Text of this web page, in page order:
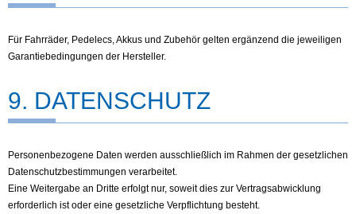
Für Fahrräder, Pedelecs, Akkus und Zubehör gelten ergänzend die jeweiligen
Garantiebedingungen der Hersteller.
9. DATENSCHUTZ
Personenbezogene Daten werden ausschließlich im Rahmen der gesetzlichen
Datenschutzbestimmungen verarbeitet.
Eine Weitergabe an Dritte erfolgt nur, soweit dies zur Vertragsabwicklung
erforderlich ist oder eine gesetzliche Verpflichtung besteht.